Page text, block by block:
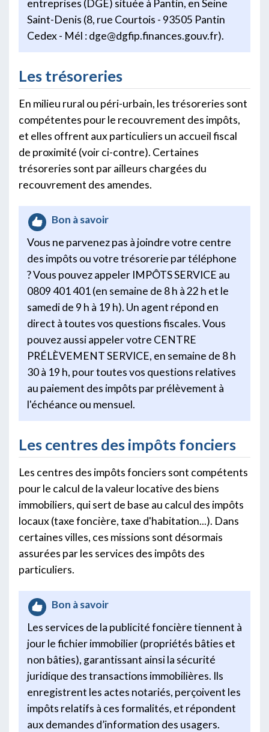
entreprises (DGE) située à Pantin, en Seine
Saint-Denis (8, rue Courtois - 93505 Pantin
Cedex - Mél : dge@dgfip.finances.gouv.fr).
Les trésoreries
En milieu rural ou péri-urbain, les trésoreries sont
compétentes pour le recouvrement des impôts,
et elles offrent aux particuliers un accueil fiscal
de proximité (voir ci-contre). Certaines
trésoreries sont par ailleurs chargées du
recouvrement des amendes.
Bon à savoir
Vous ne parvenez pas à joindre votre centre
des impôts ou votre trésorerie par téléphone
? Vous pouvez appeler IMPÔTS SERVICE au
0809 401 401 (en semaine de 8 h à 22 h et le
samedi de 9 h à 19 h). Un agent répond en
direct à toutes vos questions fiscales. Vous
pouvez aussi appeler votre CENTRE
PRÉLÈVEMENT SERVICE, en semaine de 8 h
30 à 19 h, pour toutes vos questions relatives
au paiement des impôts par prélèvement à
l'échéance ou mensuel.
Les centres des impôts fonciers
Les centres des impôts fonciers sont compétents
pour le calcul de la valeur locative des biens
immobiliers, qui sert de base au calcul des impôts
locaux (taxe foncière, taxe d'habitation...). Dans
certaines villes, ces missions sont désormais
assurées par les services des impôts des
particuliers.
Bon à savoir
Les services de la publicité foncière tiennent à
jour le fichier immobilier (propriétés bâties et
non bâties), garantissant ainsi la sécurité
juridique des transactions immobilières. Ils
enregistrent les actes notariés, perçoivent les
impôts relatifs à ces formalités, et répondent
aux demandes d’information des usagers.